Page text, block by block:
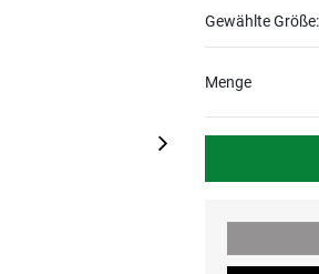
Gewählte Größe:
Menge